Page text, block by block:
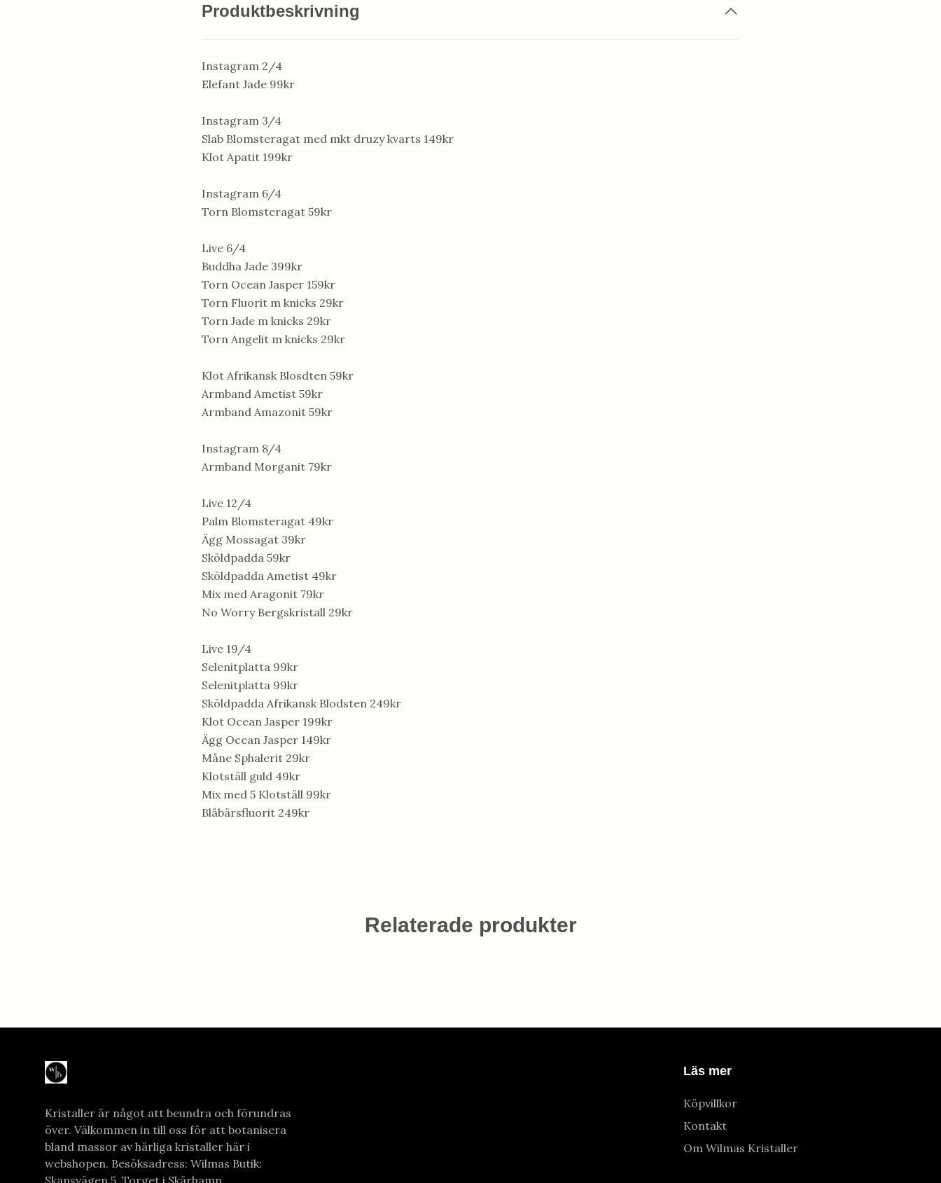
Produktbeskrivning
Instagram 2/4
Elefant Jade 99kr
Instagram 3/4
Slab Blomsteragat med mkt druzy kvarts 149kr
Klot Apatit 199kr
Instagram 6/4
Torn Blomsteragat 59kr
Live 6/4
Buddha Jade 399kr
Torn Ocean Jasper 159kr
Torn Fluorit m knicks 29kr
Torn Jade m knicks 29kr
Torn Angelit m knicks 29kr
Klot Afrikansk Blosdten 59kr
Armband Ametist 59kr
Armband Amazonit 59kr
Instagram 8/4
Armband Morganit 79kr
Live 12/4
Palm Blomsteragat 49kr
Ägg Mossagat 39kr
Sköldpadda 59kr
Sköldpadda Ametist 49kr
Mix med Aragonit 79kr
No Worry Bergskristall 29kr
Live 19/4
Selenitplatta 99kr
Selenitplatta 99kr
Sköldpadda Afrikansk Blodsten 249kr
Klot Ocean Jasper 199kr
Ägg Ocean Jasper 149kr
Måne Sphalerit 29kr
Klotställ guld 49kr
Mix med 5 Klotställ 99kr
Blåbärsfluorit 249kr
Relaterade produkter
Kristaller är något att beundra och förundras
över. Välkommen in till oss för att botanisera
bland massor av härliga kristaller här i
webshopen. Besöksadress: Wilmas Butik:
Skansvägen 5, Torget i Skärhamn
Läs mer
Köpvillkor
Kontakt
Om Wilmas Kristaller